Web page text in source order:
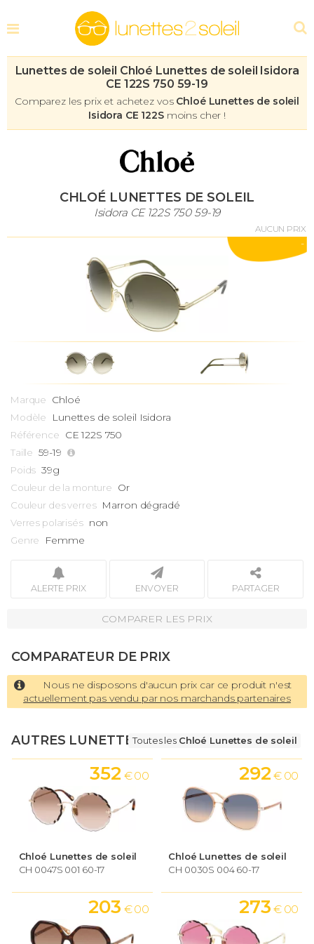
Lunettes de soleil Chloé Lunettes de soleil Isidora
CE 122S 750 59-19
Comparez les prix et achetez vos Chloé Lunettes de soleil
Isidora CE 122Smoins cher !
CHLOÉ LUNETTES DE SOLEIL
Isidora CE 122S 750 59-19
AUCUN PRIX
-
Marque Chloé
Modèle Lunettes de soleil Isidora
Référence CE 122S 750
Taille 59-19
Poids 39g
Couleur de la monture Or
Couleur des verres Marron dégradé
Verres polarisés non
Genre Femme
ALERTE PRIX ENVOYER PARTAGER
COMPARER LES PRIX
COMPARATEUR DE PRIX
Nous ne disposons d'aucun prix car ce produit n'est
actuellement pas vendu par nos marchands partenaires
AUTRES LUNETTESToutes les Chloé Lunettes de soleil
Chloé Lunettes de soleil
CH 0047S 001 60-17
352 € 00
Chloé Lunettes de soleil
CH 0030S 004 60-17
292 € 00
203 € 00 273 € 00